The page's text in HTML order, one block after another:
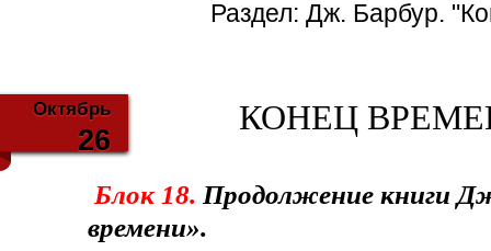
Раздел:Дж. Барбур.
Октябрь
26
КОНЕЦ
Блок 18. Продолжение книги
времени».